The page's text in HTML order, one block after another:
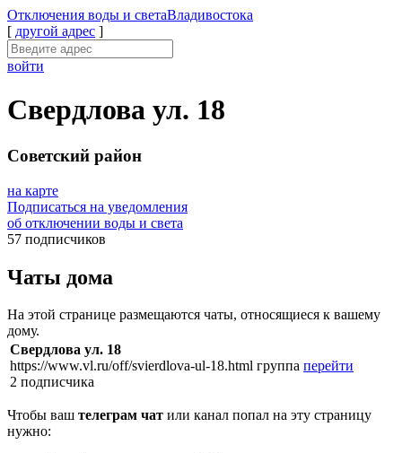
Отключения воды и светаВладивостока
[ другой адрес ]
войти
Свердлова ул. 18
Советский район
на карте
Подписаться на уведомления
об отключении воды и света
57 подписчиков
Чаты дома
На этой странице размещаются чаты, относящиеся к вашему
дому.
Свердлова ул. 18
https://www.vl.ru/off/svierdlova-ul-18.html
2 подписчика
группа перейти
Чтобы ваш телеграм чат или канал попал на эту страницу
нужно: